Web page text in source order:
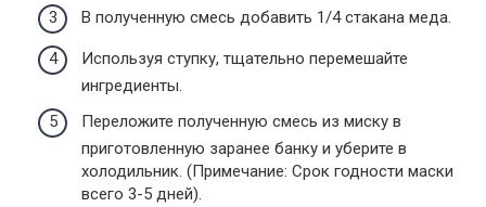
В полученную смесь добавить 1/4 стакана меда.
Используя ступку, тщательно перемешайте
ингредиенты.
Переложите полученную смесь из миску в
приготовленную заранее банку и уберите в
холодильник. (Примечание: Срок годности маски
всего 3-5 дней).